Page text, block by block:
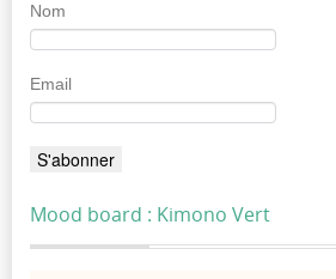
Nom
Email
Mood board : Kimono Vert